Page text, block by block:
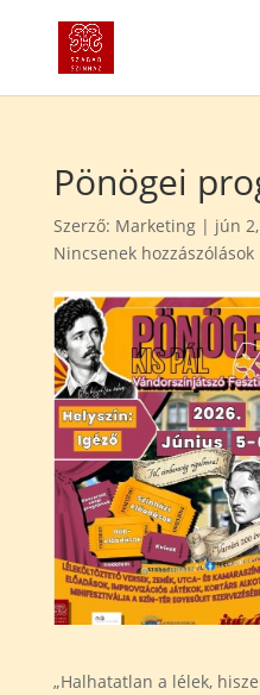
Pönögei
Szerző: Marketing| jún
Nincsenek hozzászólások
„Halhatatlan a lélek,